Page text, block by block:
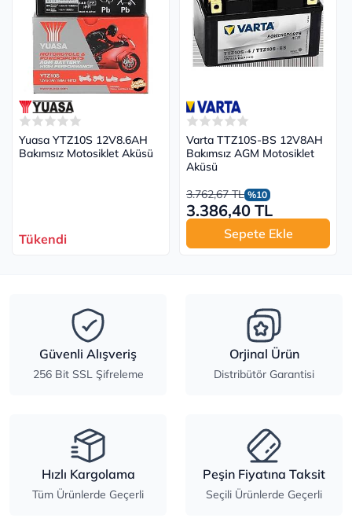
Yuasa YTZ10S 12V8.6AH
Bakımsız Motosiklet Aküsü
Tükendi
Varta TTZ10S-BS 12V8AH
Bakımsız AGM Motosiklet
Aküsü
3.762,67 TL %10
3.386,40 TL
Sepete Ekle
Güvenli Alışveriş
256 Bit SSL Şifreleme
Orjinal Ürün
Distribütör Garantisi
Hızlı Kargolama
Tüm Ürünlerde Geçerli
Peşin Fiyatına Taksit
Seçili Ürünlerde Geçerli